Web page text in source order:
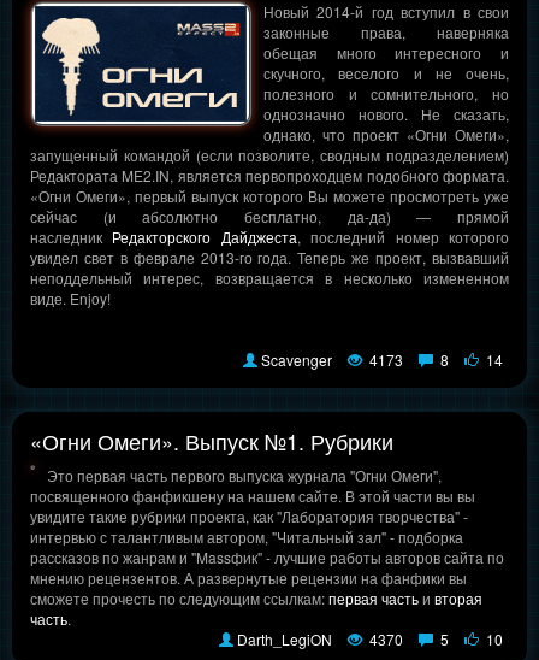
Новый 2014-й год вступил в свои
законные права, наверняка
обещая много интересного и
скучного, веселого и не очень,
полезного и сомнительного, но
однозначно нового. Не сказать,
однако, что проект «Огни Омеги»,
запущенный командой (если позволите, сводным подразделением)
Редактората ME2.IN, является первопроходцем подобного формата.
«Огни Омеги», первый выпуск которого Вы можете просмотреть уже
сейчас (и абсолютно бесплатно, да-да) — прямой
наследник Редакторского Дайджеста, последний номер которого
увидел свет в феврале 2013-го года. Теперь же проект, вызвавший
неподдельный интерес, возвращается в несколько измененном
виде. Enjoy!
Scavenger 4173 8 14
«Огни Омеги». Выпуск №1. Рубрики
Это первая часть первого выпуска журнала "Огни Омеги",
посвященного фанфикшену на нашем сайте. В этой части вы вы
увидите такие рубрики проекта, как "Лаборатория творчества" -
интервью с талантливым автором, "Читальный зал" - подборка
рассказов по жанрам и "Massфик" - лучшие работы авторов сайта по
мнению рецензентов. А развернутые рецензии на фанфики вы
сможете прочесть по следующим ссылкам:первая частьи вторая
часть.
Darth_LegiON
4370 5 10